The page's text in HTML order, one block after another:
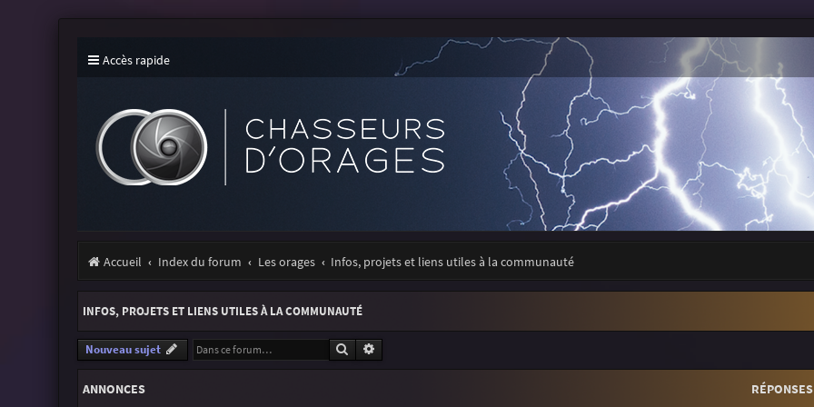
Accès rapide
Accueil Index du forum Les orages Infos, projets et liens utiles à la communauté
INFOS, PROJETS ET LIENS UTILES À LA COMMUNAUTÉ
Nouveau sujet Rechercher
ANNONCES RÉPONSES